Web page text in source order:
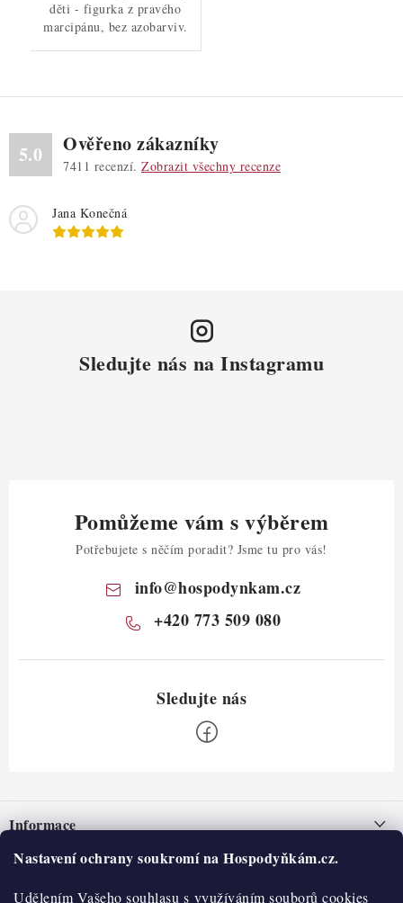
Nastavení ochrany soukromí na Hospodyňkám.cz.
Udělením Vašeho souhlasu s využíváním souborů cookies
děti - figurka z pravého
marcipánu, bez azobarviv.
5.0 Ověřeno zákazníky
7411 recenzí. Zobrazit všechny recenze
Jana Konečná
Sledujte nás na Instagramu
Pomůžeme vám s výběrem
Potřebujete s něčím poradit? Jsme tu pro vás!
info@hospodynkam.cz
+420 773 509 080
pInformace
Nepřevzetí zásilky na dobírku
Obchodní podmínky
O nás